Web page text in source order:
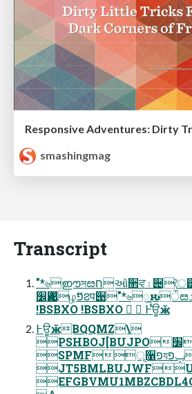
smashingmag
Transcript
"*৬ഈসೞחઑ૒ਵ۽੄ৈ੿
׼Ӕ݃௄ழޭפ౭प੉"*৬ೣԋੌೞחߑधਸ߄Լৡӝ۾
!BSBXO !BSBXO   ߅ਊӂ
߅ਊӂBQQMZ\
PSHBOJ[BUJPO׼Ӕ݃௄
SPMFূ૑פয݂ݒפ੷!ழޭפ౭प
JT5BMLBUJWF